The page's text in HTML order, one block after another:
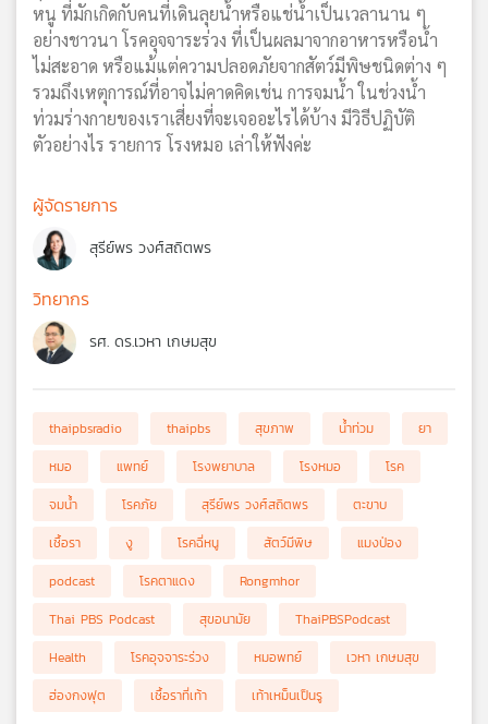
หนู ที่มักเกิดกับคนที่เดินลุยน้ำหรือแช่น้ำเป็นเวลานาน ๆ
อย่างชาวนา โรคอุจจาระร่วง ที่เป็นผลมาจากอาหารหรือน้ำ
ไม่สะอาด หรือแม้แต่ความปลอดภัยจากสัตว์มีพิษชนิดต่าง ๆ
รวมถึงเหตุการณ์ที่อาจไม่คาดคิดเช่น การจมน้ำ ในช่วงน้ำ
ท่วมร่างกายของเราเสี่ยงที่จะเจออะไรได้บ้าง มีวิธีปฏิบัติ
ตัวอย่างไร รายการ โรงหมอ เล่าให้ฟังค่ะ
ผู้จัดรายการ
สุรีย์พร วงศ์สถิตพร
วิทยากร
รศ. ดร.เวหา เกษมสุข
thaipbsradio thaipbs สุขภาพ น้ำท่วม
ยา
หมอ
แพทย์ โรงพยาบาล โรงหมอ
โรค
จมน้ำ
โรคภัย สุรีย์พร วงศ์สถิตพร
ตะขาบ
เชื้อรา
งู โรคฉี่หนู สัตว์มีพิษ
แมงป่อง
podcast
โรคตาแดง
Rongmhor
Thai PBS Podcast
สุขอนามัย
ThaiPBSPodcast
Health
โรคอุจจาระร่วง หมอพทย์
เวหา เกษมสุข
ฮ่องกงฟุต
เชื้อราที่เท้า เท้าเหม็นเป็นรู